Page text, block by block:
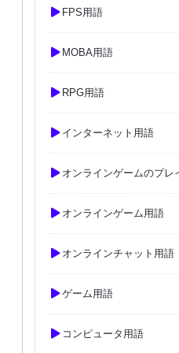
FPS用語
MOBA用語
RPG用語
インターネット用語
オンラインゲームのプレ
オンラインゲーム用語
オンラインチャット用語
ゲーム用語
コンピュータ用語